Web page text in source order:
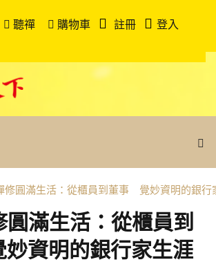
聽禪 購物車 註冊 登入
修圓滿生活：從櫃員到董事 覺妙資明的銀行
圓滿生活：從櫃員到
資明的銀行家生涯